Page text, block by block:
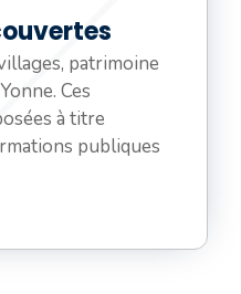
patrimoine
Ces
à titre
publiques